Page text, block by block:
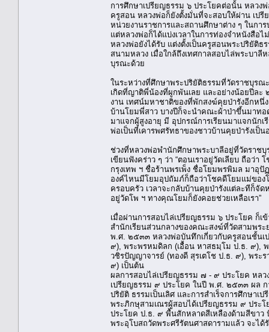
การศึกษาเปรียญธรรม ๖ ประโยคต่อนั้น หลว
ครูสอน หลวงพ่อก็ยังตั้งมั่นที่จะสอบให้ผ่าน เป
หน่วยงานราชการและสถานศึกษาต่าง ๆ ในก
แต่หลวงพ่อก็ได้แบ่งเวลาในการท่องจำหนังสือ
หลวงพ่อยังได้รับ แต่งตั้งเป็นครูสอนพระปริยัติธ
สนามหลวง เมื่อใกล้ถึงเทศกาลสอบไล่พระบา
บุรณะด้วย
ในระหว่างที่ศึกษาพระปริยัติธรรมที่วัดราชบุรณ
เกิดที่ญาติพี่น้องที่ผูกพันเลย และอย่างน้อยปีละ
งาน เทศน์มหาชาติของที่พักสงฆ์คุยป่ารังอีกห
บ้านโยมพี่สาว บางปีก็จะนำคณะผ้าป่าขึ้นมาท
มาแจกผู้สูงอายุ มี อุปกรณ์การเรียนมาแจกนัก
พ่อเป็นที่เคารพศรัทธาของชาวบ้านคุยป่ารังเป็น
ช่วงที่หลวงพ่อพำนักศึกษาพระบาลีอยู่ที่วัดราชบุ
เขียนฟังคร่าว ๆ ว่า “ตอนเราอยู่วัดเลียบ ถือว่
กรุงเทพ ฯ ชื่อร้านพรเพ็ง ชื่อโยมพรพิมล มาอุ
องค์ไหนมีโยมอุปถัมภ์ก็ถือว่าโชคดีโยมแม่ของ
ครอบครัว เวลาจะกลับบ้านคุยป่ารังแต่ละทีก็จั
อยู่วัดโพ ฯ ทางคุณโยมก็ยังคอยช่วยเหลือเรา”
เมื่อผ่านการสอบไล่เปรียญธรรม ๖ ประโยค ก็เ
สำนักเรียนส่วนกลางของคณะสงฆ์ที่วัดสามพร
พ.ศ. ๒๕๓๓ หลวงพ่อบันทึกเกี่ยวกับครูสอนชั้นเ
๙), พระพรหมดิลก (เอื้อน หาสธมฺโม ป.ธ. ๙),
วชิรปัญญาจารย์ (ทองดี สุรเตโช ป.ธ. ๙), พร
๙) เป็นต้น
ผลการสอบไล่เปรียญธรรม ๗ - ๙ ประโยค หล
เปรียญธรรม ๙ ประโยค ในปี พ.ศ. ๒๕๓๓ ผล ก
ปริยัติ ธรรมเป็นเลิศ และการสำเร็จการศึกษา
พระภิกษุสามเณรผู้สอบได้เปรียญธรรม ๙ ประ
ประโยค ป.ธ. ๙ พื้นสักหลาดสีเหลืองด้ามสีขาว
พระอุโบสถวัดพระศรีรัตนศาสดารามแล้ว จะไ